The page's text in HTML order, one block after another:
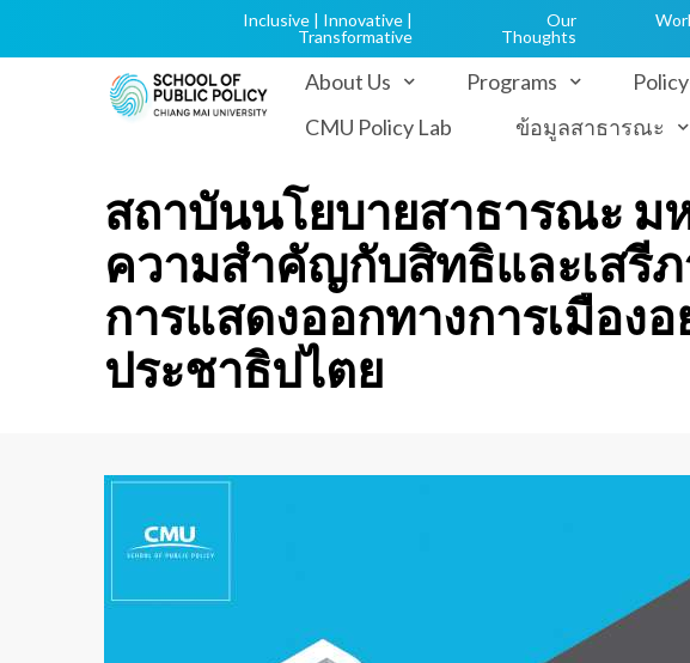
About Us Programs
CMU Policy Lab
ข้อมูลสาธารณะ
Inclusive | Innovative |
Transformative
Our
Thoughts
สถาบันนโยบายสาธารณะ ม
ความสำคัญกับสิทธิและเสรี
การแสดงออกทางการเมือง
ประชาธิปไตย